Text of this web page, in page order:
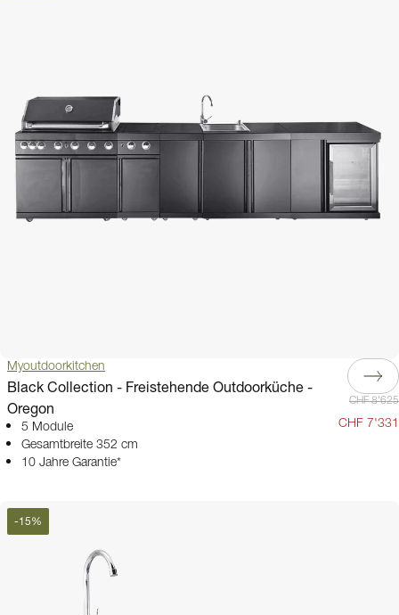
Myoutdoorkitchen
Black Collection - Freistehende Outdoorküche -
Oregon
5 Module
Gesamtbreite 352 cm
10 Jahre Garantie*
CHF 8'625
CHF 7'331
-15%